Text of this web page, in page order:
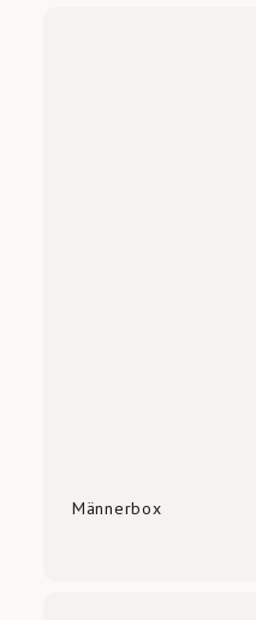
Männerbox